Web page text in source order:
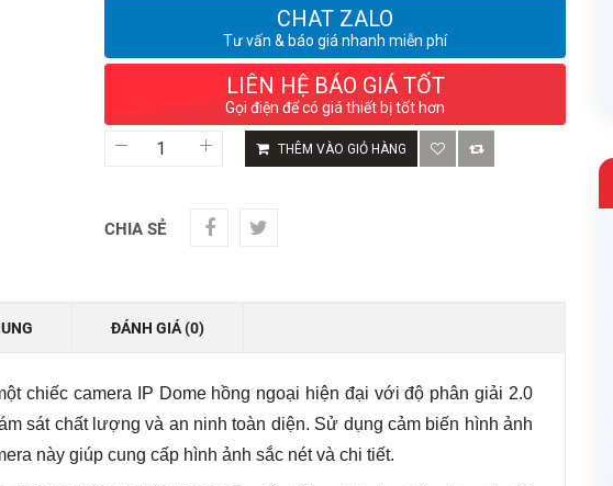
CHAT ZALO
Tư vấn & báo giá nhanh miễn phí
LIÊN HỆ BÁO GIÁ TỐT
Gọi điện để có giá thiết bị tốt hơn
Camera
ngoại
không
HIKVISION
DS-
(E)
số
lượng
THÊM VÀO GIỎ HÀNG
CHIA SẺ
ĐÁNH GIÁ (0)
chiếc camera IP Dome hồng ngoại hiện đại với độ phân giải 2.0
sát chất lượng và an ninh toàn diện. Sử dụng cảm biến hình ảnh
này giúp cung cấp hình ảnh sắc nét và chi tiết.